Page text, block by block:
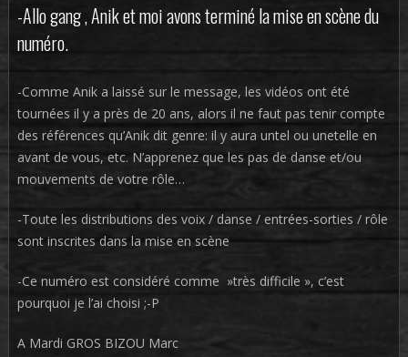
-Allo gang , Anik et moi avons terminé la mise en scène du
numéro.
-Comme Anik a laissé sur le message, les vidéos ont été
tournées il y a près de 20 ans, alors il ne faut pas tenir compte
des références qu’Anik dit genre: il y aura untel ou unetelle en
avant de vous, etc. N’apprenez que les pas de danse et/ou
mouvements de votre rôle…
-Toute les distributions des voix / danse / entrées-sorties / rôle
sont inscrites dans la mise en scène
-Ce numéro est considéré comme »très difficile », c’est
pourquoi je l’ai choisi ;-P
A Mardi GROS BIZOU Marc